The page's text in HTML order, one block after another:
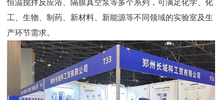
恒温搅拌反应浴、隔膜真空泵等多个系列，可满足化学、化
工、生物、制药、新材料、新能源等不同领域的实验室及生
产环节需求。